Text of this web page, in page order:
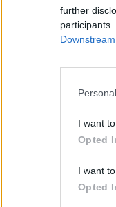
further
I want
Opted
I want
Opted
vybavením
důvodem ke snížení
– šlo zejména o počty
neboť některé školy
příbramského